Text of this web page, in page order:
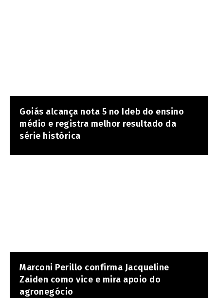
Goiás alcança nota 5 no Ideb do ensino
médio e registra melhor resultado da
série histórica
Marconi Perillo confirma Jacqueline
Zaiden como vice e mira apoio do
agronegócio